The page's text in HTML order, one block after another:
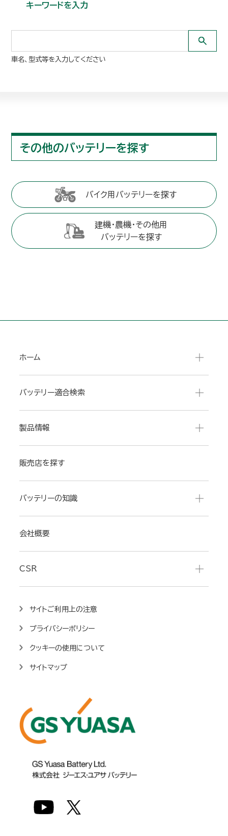
キーワードを入力
車名、型式等を入力してください
その他のバッテリーを探す
バイク用バッテリーを探す
建機・農機・その他用
バッテリーを探す
ホーム
バッテリー適合検索
製品情報
販売店を探す
バッテリーの知識
会社概要
CSR
サイトご利用上の注意
プライバシーポリシー
クッキーの使用について
サイトマップ